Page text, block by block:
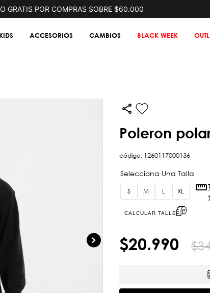
GRATIS POR COMPRAS SOBRE $60.000
KIDS ACCESORIOS CAMBIOS BLACK WEEK
poleron
código: 1260117000136
S M L XL
CALCULAR TALLE
$20.990 $